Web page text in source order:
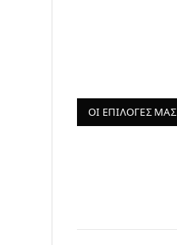
ΟΙ ΕΠΙΛΟΓΈΣ ΜΑΣ